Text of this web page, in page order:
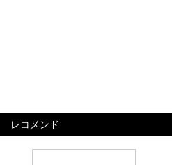
レコメンド